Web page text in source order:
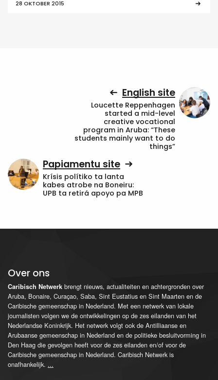
28 OKTOBER 2015
English site
Loucette Reppenhagen
started a mid-level
creative vocational
program in Aruba: “These
students mainly want to do
things”
Papiamentu site
Krísis polítiko ta lanta
kabes atrobe na Boneiru:
UPB ta retirá apoyo pa MPB
Over ons
Caribisch Netwerk brengt nieuws, actualiteiten en achtergronden over
Aruba, Bonaire, Curaçao, Saba, Sint Eustatius en Sint Maarten en de
Caribische gemeenschap in Nederland. Met een netwerk van lokale
journalisten volgen we de ontwikkelingen op de zes eilanden van het
Nederlandse Koninkrijk. Het netwerk volgt ook de Antilliaanse en
Arubaanse gemeenschap in Nederland en de politieke besluitvorming in
Den Haag die gevolgen heeft voor de zes eilanden en/of voor de
Caribische gemeenschap in Nederland. Caribisch Netwerk is
onafhankelijk. ...